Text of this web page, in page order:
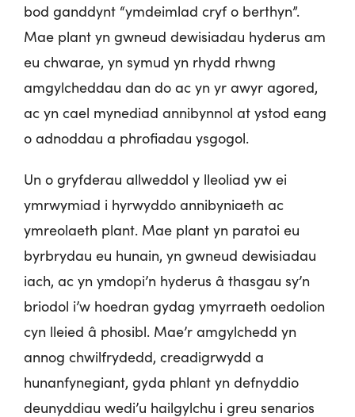
bod ganddynt “ymdeimlad cryf o berthyn”.
Mae plant yn gwneud dewisiadau hyderus am
eu chwarae, yn symud yn rhydd rhwng
amgylcheddau dan do ac yn yr awyr agored,
ac yn cael mynediad annibynnol at ystod eang
o adnoddau a phrofiadau ysgogol.
Un o gryfderau allweddol y lleoliad yw ei
ymrwymiad i hyrwyddo annibyniaeth ac
ymreolaeth plant. Mae plant yn paratoi eu
byrbrydau eu hunain, yn gwneud dewisiadau
iach, ac yn ymdopi’n hyderus â thasgau sy’n
briodol i’w hoedran gydag ymyrraeth oedolion
cyn lleied â phosibl. Mae’r amgylchedd yn
annog chwilfrydedd, creadigrwydd a
hunanfynegiant, gyda phlant yn defnyddio
deunyddiau wedi’u hailgylchu i greu senarios